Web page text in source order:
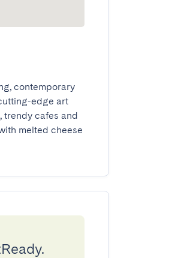
contemporary
edge art
trendy cafes and
melted cheese